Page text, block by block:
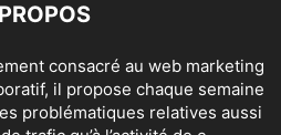
consacré au web marketing
il propose chaque semaine
problématiques relatives aussi